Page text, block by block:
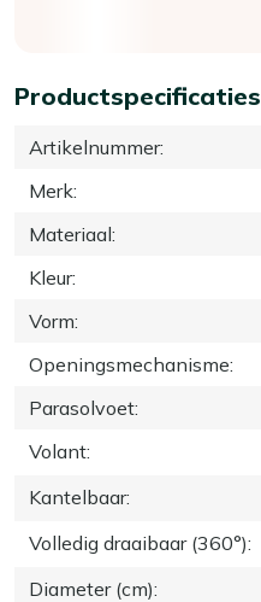
Productspecificaties
Artikelnummer:
Merk:
Materiaal:
Kleur:
Vorm:
Openingsmechanisme:
Parasolvoet:
Volant:
Kantelbaar:
Volledig draaibaar (360°):
Diameter (cm):